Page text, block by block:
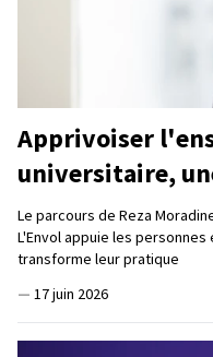
Apprivoiser
universitaire,
Le parcours de Reza
L'Envol appuie les
transforme leur pratique
— 17 juin 2026